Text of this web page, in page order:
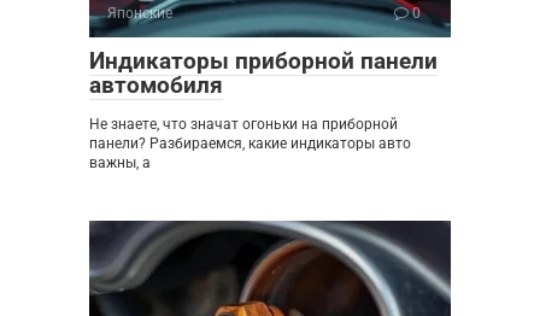
Японские 0
Индикаторы приборной панели
автомобиля
Не знаете, что значат огоньки на приборной
панели? Разбираемся, какие индикаторы авто
важны, а